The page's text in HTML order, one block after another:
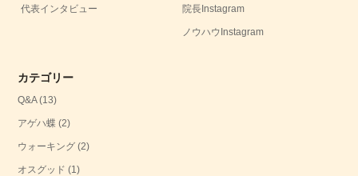
代表インタビュー 院長Instagram
ノウハウInstagram
カテゴリー
Q&A(13)
アゲハ蝶 (2)
ウォーキング (2)
オスグッド (1)